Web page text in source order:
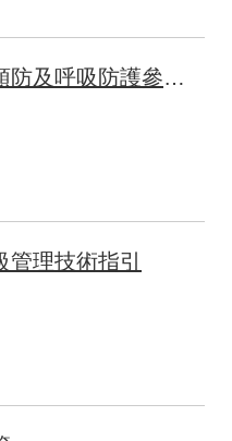
醫療院所手術煙霧危害預防及呼吸防護參考指引
管理技術指引